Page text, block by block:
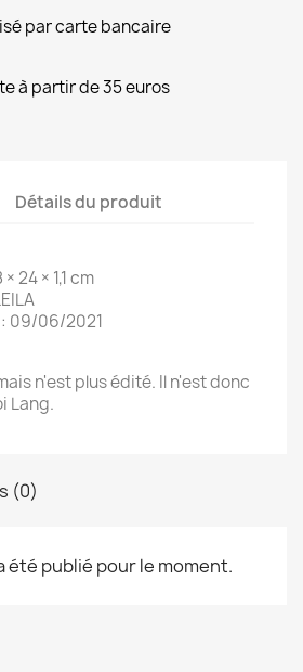
par carte bancaire
à partir de 35 euros
Détails du produit
24 × 1,1 cm
09/06/2021
n'est plus édité. Il n'est donc
Lang.
(0)
été publié pour le moment.